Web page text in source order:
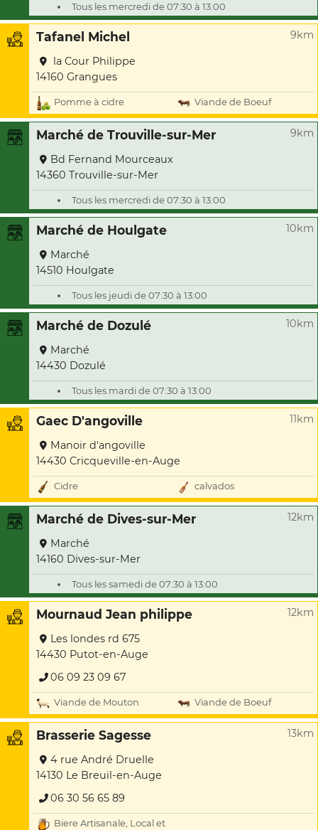
Tous les mercredi de 07:30 à 13:00
Tafanel Michel 9km
la Cour Philippe
14160 Grangues
Pomme à cidre Viande de Boeuf
Marché de Trouville-sur-Mer 9km
Bd Fernand Mourceaux
14360 Trouville-sur-Mer
Tous les mercredi de 07:30 à 13:00
Marché de Houlgate 10km
Marché
14510 Houlgate
Tous les jeudi de 07:30 à 13:00
Marché de Dozulé 10km
Marché
14430 Dozulé
Tous les mardi de 07:30 à 13:00
Gaec D'angoville 11km
Manoir d'angoville
14430 Cricqueville-en-Auge
Cidre calvados
Marché de Dives-sur-Mer 12km
Marché
14160 Dives-sur-Mer
Tous les samedi de 07:30 à 13:00
Mournaud Jean philippe 12km
Les londes rd 675
14430 Putot-en-Auge
06 09 23 09 67
Viande de Mouton Viande de Boeuf
Brasserie Sagesse 13km
4 rue André Druelle
14130 Le Breuil-en-Auge
06 30 56 65 89
Biere Artisanale, Local et